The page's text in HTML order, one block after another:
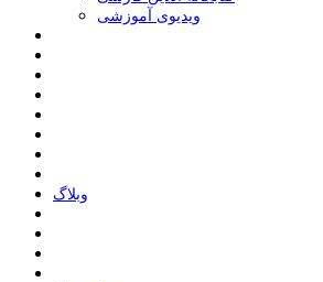
ویدیوی آموزشی
وبلاگ